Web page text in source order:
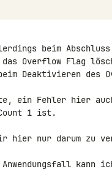
beim
das Overflow Flag
Deaktivieren
ein Fehler hier
1 ist.
hier nur darum zu
Anwendungsfall